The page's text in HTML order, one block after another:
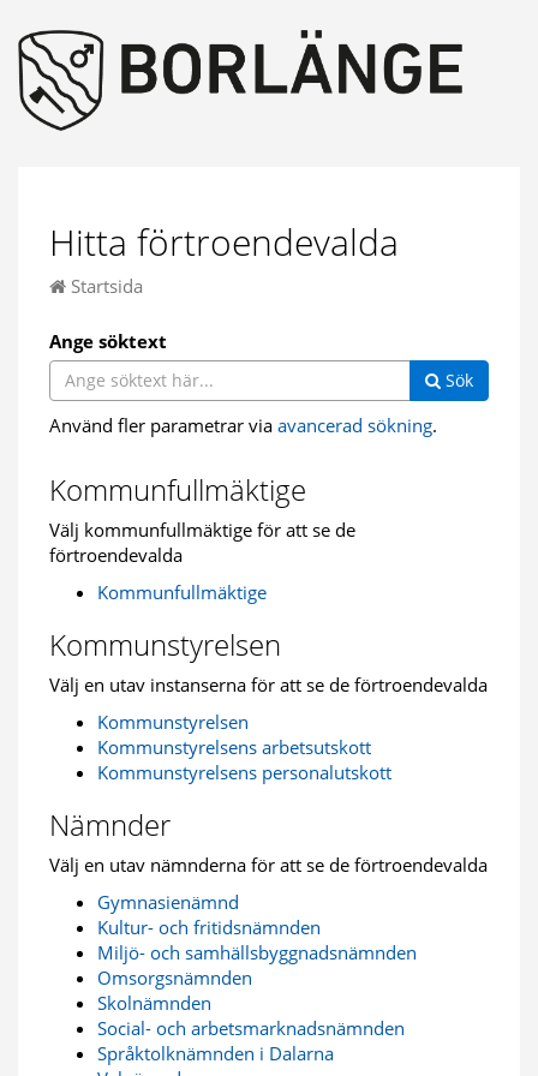
Hitta förtroendevalda
Startsida
Ange söktext
Sök
Använd fler parametrar via avancerad sökning.
Kommunfullmäktige
Välj kommunfullmäktige för att se de
förtroendevalda
Kommunfullmäktige
Kommunstyrelsen
Välj en utav instanserna för att se de förtroendevalda
Kommunstyrelsen
Kommunstyrelsens arbetsutskott
Kommunstyrelsens personalutskott
Nämnder
Välj en utav nämnderna för att se de förtroendevalda
Gymnasienämnd
Kultur- och fritidsnämnden
Miljö- och samhällsbyggnadsnämnden
Omsorgsnämnden
Skolnämnden
Social- och arbetsmarknadsnämnden
Språktolknämnden i Dalarna